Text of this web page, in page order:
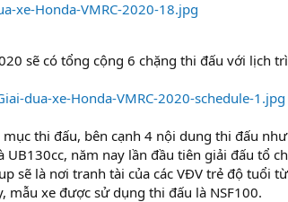
sẽ có tổng cộng 6 chặng thi đấu với lịch
mục thi đấu, bên cạnh 4 nội dung thi đấu
UB130cc, năm nay lần đầu tiên giải đấu tổ
sẽ là nơi tranh tài của các VĐV trẻ độ tuổi
mẫu xe được sử dụng thi đấu là NSF100.